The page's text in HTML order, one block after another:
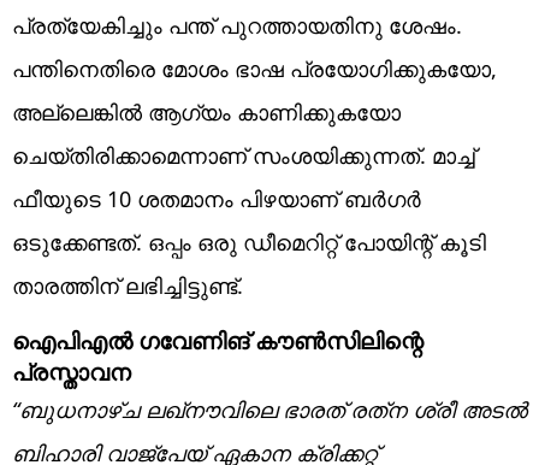
പ്രത്യേകിച്ചും പന്ത് പുറത്തായതിനു ശേഷം.
പന്തിനെതിരെ മോശം ഭാഷ പ്രയോഗിക്കുകയോ,
അല്ലെങ്കില്‍ ആഗ്യം കാണിക്കുകയോ
ചെയ്തിരിക്കാമെന്നാണ് സംശയിക്കുന്നത്. മാച്ച്
ഫീയുടെ 10 ശതമാനം പിഴയാണ് ബര്‍ഗര്‍
ഒടുക്കേണ്ടത്. ഒപ്പം ഒരു ഡീമെറിറ്റ് പോയിന്റ് കൂടി
താരത്തിന് ലഭിച്ചിട്ടുണ്ട്.
ഐപിഎല്‍ ഗവേണിങ് കൗണ്‍സിലിന്റെ
പ്രസ്താവന
“ബുധനാഴ്ച ലഖ്‌നൗവിലെ ഭാരത് രത്‌ന ശ്രീ അടല്‍
ബിഹാരി വാജ്‌പേയ് ഏകാന ക്രിക്കറ്റ്